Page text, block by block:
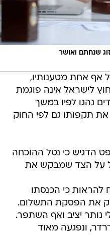
שנחתם ואושר
אף אחת מטענותיו,
לישראל אינה פוגמת
נהגו לפיו במשך
תקפותו גם לפי החוק
הדגיש כי נטל ההוכחה
על הצד שמבקש את
כי הכנסתו
את הפסקת התשלום.
נותר יציב ואף השתפר.
ונפגעה מאוד